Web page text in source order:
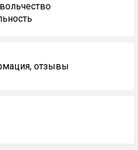
отзывы